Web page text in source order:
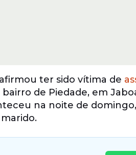
ter sido vítima de
de Piedade, em
na noite de